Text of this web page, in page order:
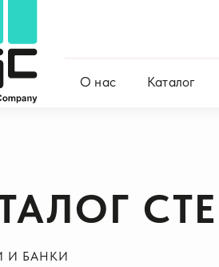
О нас Каталог
И БАНКИ